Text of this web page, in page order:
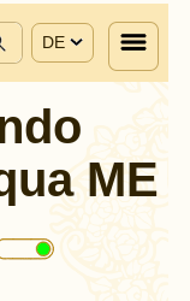
DE
ME